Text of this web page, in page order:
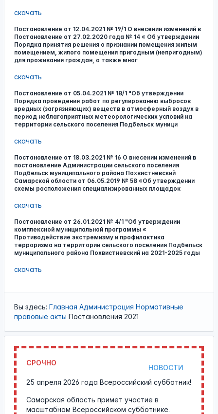
скачать
Постановление от 12.04.2021 № 19/1 О внесении изменений в
Постановление от 27.02.2020 года № 14 « Об утверждении
Порядка принятия решения о признании помещения жилым
помещением, жилого помещения пригодным (непригодным)
для проживания граждан, а также мног
скачать
Постановление от 05.04.2021 № 18/1 "Об утверждении
Порядка проведения работ по регулированию выбросов
вредных (загрязняющих) веществ в атмосферный воздух в
период неблагоприятных метеорологических условий на
территории сельского поселения Подбельск муници
скачать
Постановление от 18.03.2021 № 16 О внесении изменений в
постановление Администрации сельского поселения
Подбельск муниципального района Похвистневский
Самарской области от 06.05.2019 № 58 «Об утверждении
схемы расположения специализированных площадок
скачать
Постановление от 26.01.2021 № 4/1 "Об утверждении
комплексной муниципальной программы «
Противодействие экстремизму и профилактика
терроризма на территории сельского поселения Подбельск
муниципального района Похвистневский на 2021-2025 годы
скачать
Вы здесь: Главная Администрация Нормативные
правовые акты Постановления 2021
СРОЧНО
НОВОСТИ
25 апреля 2026 года Всероссийский субботник!
Самарская область примет участие в
масштабном Всероссийском субботнике.